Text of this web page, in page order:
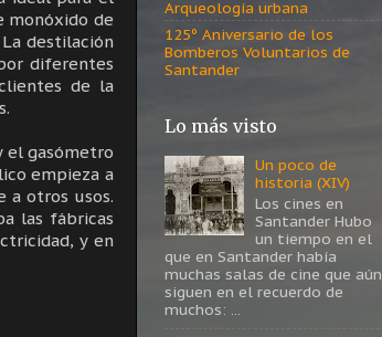
monóxido de
destilación
diferentes
de la
el gasómetro
empieza a
a otros usos.
las fábricas
y en
Arqueología urbana
125º Aniversario de los
Bomberos Voluntarios de
Santander
Lo más visto
Un poco de
historia (XIV)
Los cines en
Santander Hubo
un tiempo en el
que en Santander había
muchas salas de cine que aún
siguen en el recuerdo de
muchos: ...